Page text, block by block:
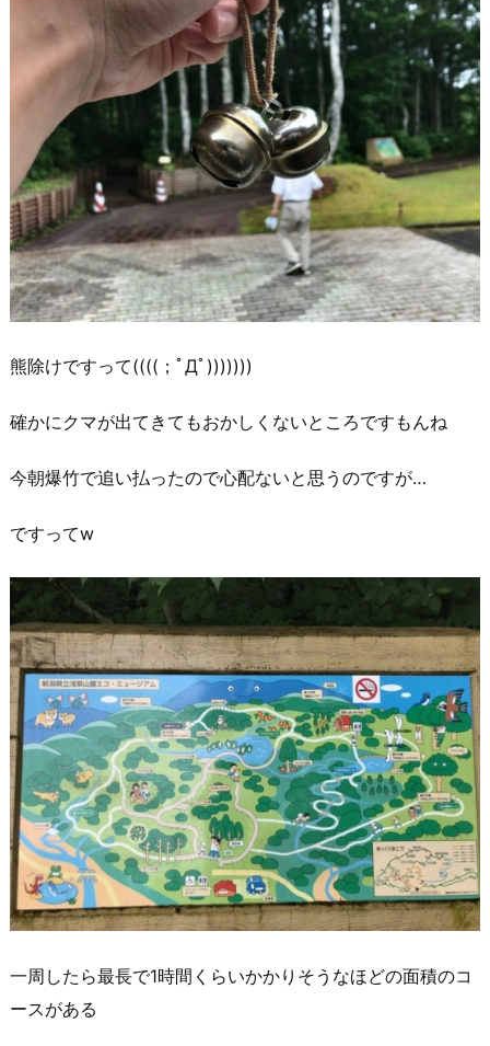
熊除けですって((((；ﾟДﾟ)))))))
確かにクマが出てきてもおかしくないところですもんね
今朝爆竹で追い払ったので心配ないと思うのですが…
ですってw
一周したら最長で1時間くらいかかりそうなほどの面積のコ
ースがある